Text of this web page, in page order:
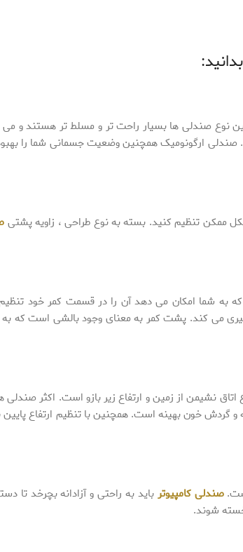
نوع صندلی ها بسیار راحت تر و مسلط تر هستند و می
ارگونومیک همچنین وضعیت جسمانی شما را
ممکن تنظیم کنید. بسته به نوع طراحی ، زاویه پشتی
به شما امکان می دهد آن را در قسمت کمر خود
می کند. پشت کمر به معنای وجود بالشی است که
اتاق نشیمن از زمین و ارتفاع زیر بازو است. اکثر صندلی
و گردش خون بهینه است. همچنین با تنظیم ارتفاع پایین
صندلی کامپیوترباید به راحتی و آزادانه بچرخد
شوند.